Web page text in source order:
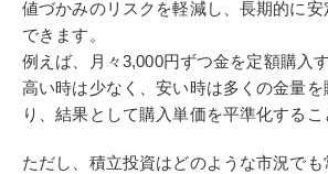
値づかみのリスクを軽減し、長期的に
できます。
例えば、月々3,000円ずつ金を定額購入
高い時は少なく、安い時は多くの金量
り、結果として購入単価を平準化するこ
ただし、積立投資はどのような市況で